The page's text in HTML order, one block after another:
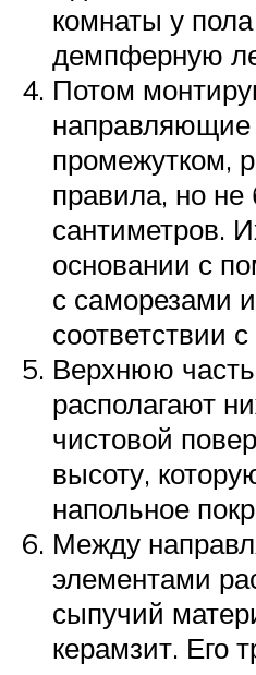
комнаты у
демпферную
Потом
направляющие
промежутком,
правила, но
сантиметров.
основании с
с саморезами
соответствии
Верхнюю
располагают
чистовой
высоту,
напольное
Между
элементами
сыпучий
керамзит. Его